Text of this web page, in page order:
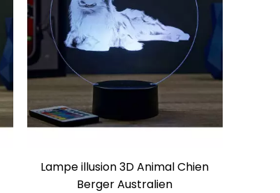
Lampe illusion 3D Animal Chien
Berger Australien